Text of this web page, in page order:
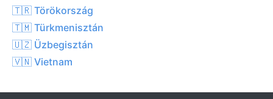
🇹🇷 Törökország
🇹🇲 Türkmenisztán
🇺🇿 Üzbegisztán
🇻🇳 Vietnam